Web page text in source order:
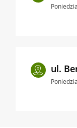
ul.